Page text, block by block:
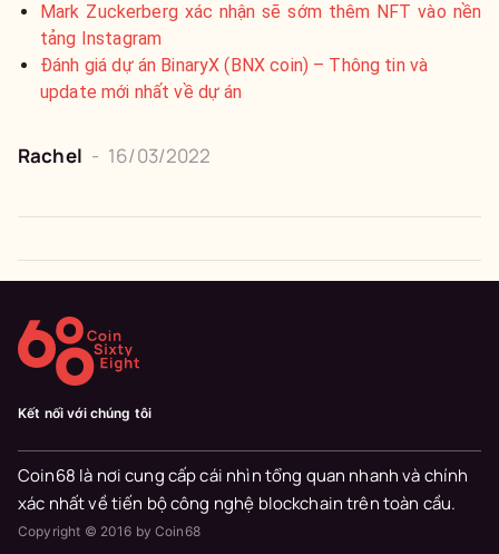
Mark Zuckerberg xác nhận sẽ sớm thêm NFT vào nền
tảng Instagram
Đánh giá dự án BinaryX (BNX coin) – Thông tin và
update mới nhất về dự án
Rachel - 16/03/2022
Kết nối với chúng tôi
Coin68 là nơi cung cấp cái nhìn tổng quan nhanh và chính
xác nhất về tiến bộ công nghệ blockchain trên toàn cầu.
Copyright © 2016 by Coin68